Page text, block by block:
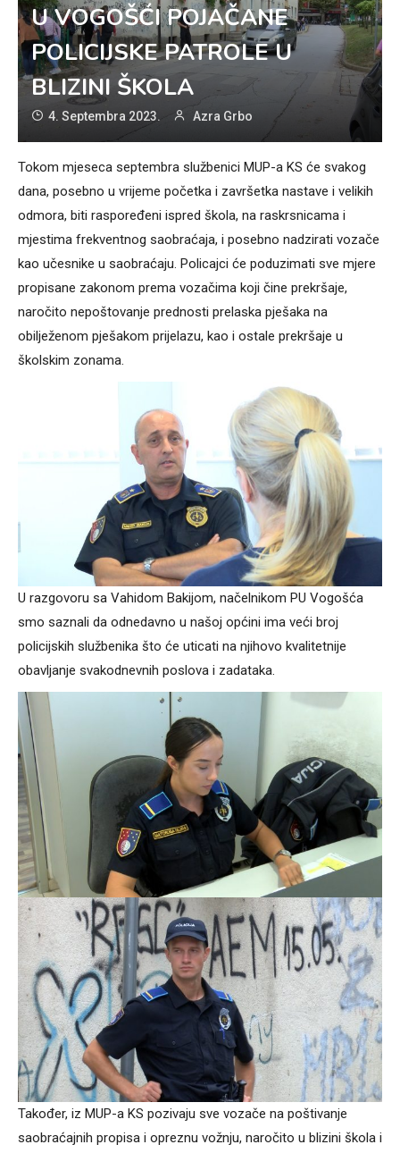
U VOGOŠĆI POJAČANE
POLICIJSKE PATROLE U
BLIZINI ŠKOLA
4. Septembra 2023. Azra Grbo
Tokom mjeseca septembra službenici MUP-a KS će svakog
dana, posebno u vrijeme početka i završetka nastave i velikih
odmora, biti raspoređeni ispred škola, na raskrsnicama i
mjestima frekventnog saobraćaja, i posebno nadzirati vozače
kao učesnike u saobraćaju. Policajci će poduzimati sve mjere
propisane zakonom prema vozačima koji čine prekršaje,
naročito nepoštovanje prednosti prelaska pješaka na
obilježenom pješakom prijelazu, kao i ostale prekršaje u
školskim zonama.
U razgovoru sa Vahidom Bakijom, načelnikom PU Vogošća
smo saznali da odnedavno u našoj općini ima veći broj
policijskih službenika što će uticati na njihovo kvalitetnije
obavljanje svakodnevnih poslova i zadataka.
Također, iz MUP-a KS pozivaju sve vozače na poštivanje
saobraćajnih propisa i opreznu vožnju, naročito u blizini škola i